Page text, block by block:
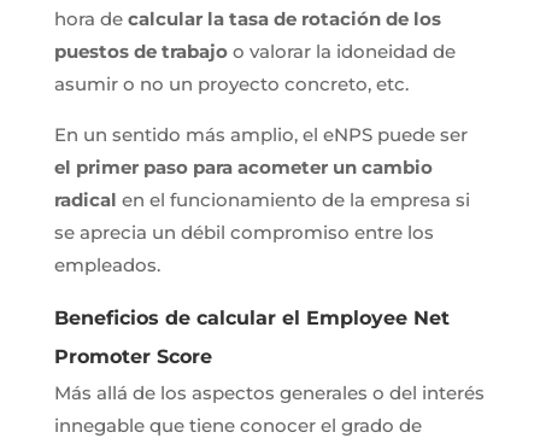
hora de calcular la tasa de rotación de los
puestos de trabajoo valorar la idoneidad de
asumir o no un proyecto concreto, etc.
En un sentido más amplio, el eNPS puede ser
el primer paso para acometer un cambio
radical en el funcionamiento de la empresa si
se aprecia un débil compromiso entre los
empleados.
Beneficios de calcular el Employee Net
Promoter Score
Más allá de los aspectos generales o del interés
innegable que tiene conocer el grado de